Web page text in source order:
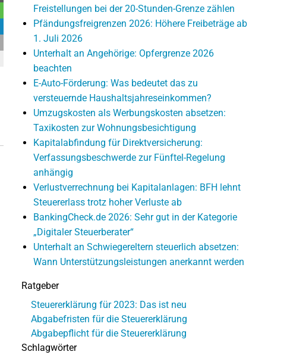
Freistellungen bei der 20-Stunden-Grenze zählen
Pfändungsfreigrenzen 2026: Höhere Freibeträge ab
1. Juli 2026
Unterhalt an Angehörige: Opfergrenze 2026
beachten
E-Auto-Förderung: Was bedeutet das zu
versteuernde Haushaltsjahreseinkommen?
Umzugskosten als Werbungskosten absetzen:
Taxikosten zur Wohnungsbesichtigung
Kapitalabfindung für Direktversicherung:
Verfassungsbeschwerde zur Fünftel-Regelung
anhängig
Verlustverrechnung bei Kapitalanlagen: BFH lehnt
Steuererlass trotz hoher Verluste ab
BankingCheck.de 2026: Sehr gut in der Kategorie
„Digitaler Steuerberater“
Unterhalt an Schwiegereltern steuerlich absetzen:
Wann Unterstützungsleistungen anerkannt werden
Ratgeber
Steuererklärung für 2023: Das ist neu
Abgabefristen für die Steuererklärung
Abgabepflicht für die Steuererklärung
Schlagwörter